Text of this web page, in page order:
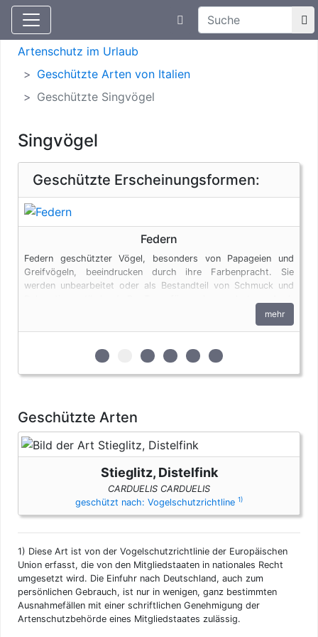
Aktuelle Meldungen
Suchtexteingabe
Artenschutz
Artenschutz im Urlaub
Geschützte Arten von Italien
Geschützte Singvögel
Singvögel
Geschützte Erscheinungsformen:
Federn
Federn geschützter Vögel, besonders von Papageien und
Greifvögeln, beeindrucken durch ihre Farbenpracht. Sie
werden unbearbeitet oder als Bestandteil von Schmuck und
Federn unterliegen den artenschutzrechtlichen Bestimmungen.
mehr
zur 1. geschützten Erscheinungsform
zur 2. geschützten
zur 3. geschützten
zur 4. geschützten
zur 5. geschützten
zur 6. geschützten
Geschützte Arten
Stieglitz, Distelfink
CARDUELIS CARDUELIS
geschützt nach: Vogelschutzrichtline 1)
1) Diese Art ist von der Vogelschutzrichtlinie der Europäischen
Union erfasst, die von den Mitgliedstaaten in nationales Recht
umgesetzt wird. Die Einfuhr nach Deutschland, auch zum
persönlichen Gebrauch, ist nur in wenigen, ganz bestimmten
Ausnahmefällen mit einer schriftlichen Genehmigung der
Artenschutzbehörde eines Mitgliedstaates zulässig.